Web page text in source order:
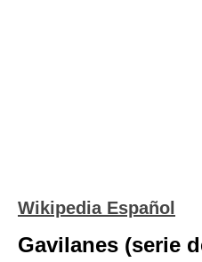
Wikipedia Español
Gavilanes (serie